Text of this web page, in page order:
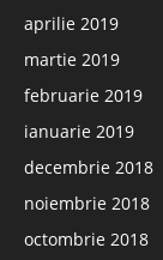
aprilie 2019
martie 2019
februarie 2019
ianuarie 2019
decembrie 2018
noiembrie 2018
octombrie 2018